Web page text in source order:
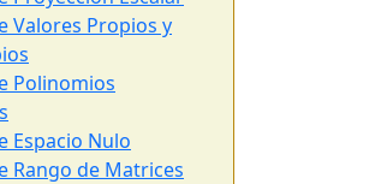
Valores Propios y
Polinomios
Espacio Nulo
Rango de Matrices